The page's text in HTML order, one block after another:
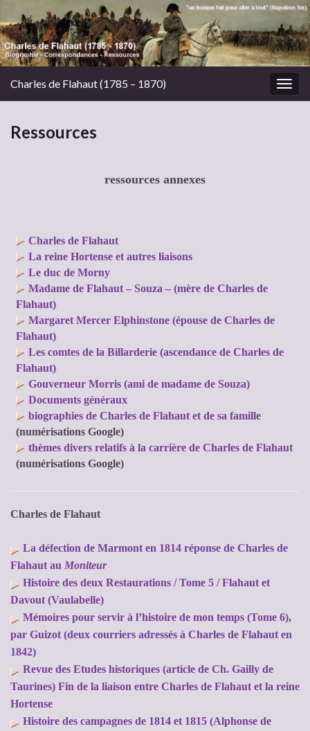
Charles de Flahaut (1785 – 1870)
Ressources
ressources annexes
Charles de Flahaut
La reine Hortense et autres liaisons
Le duc de Morny
Madame de Flahaut – Souza – (mère de Charles de
Flahaut)
Margaret Mercer Elphinstone (épouse de Charles de
Flahaut)
Les comtes de la Billarderie (ascendance de Charles de
Flahaut)
Gouverneur Morris (ami de madame de Souza)
Documents généraux
biographies de Charles de Flahaut et de sa famille
(numérisations Google)
thèmes divers relatifs à la carrière de Charles de Flahaut
(numérisations Google)
Charles de Flahaut
La défection de Marmont en 1814 réponse de Charles de
Flahaut au Moniteur
Histoire des deux Restaurations / Tome 5 / Flahaut et
Davout (Vaulabelle)
Mémoires pour servir à l’histoire de mon temps (Tome 6),
par Guizot (deux courriers adressés à Charles de Flahaut en
1842)
Revue des Etudes historiques (article de Ch. Gailly de
Taurines) Fin de la liaison entre Charles de Flahaut et la reine
Hortense
Histoire des campagnes de 1814 et 1815 (Alphonse de